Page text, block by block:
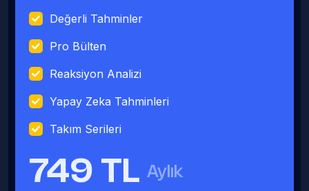
Değerli Tahminler
Pro Bülten
Reaksiyon Analizi
Yapay Zeka Tahminleri
Takım Serileri
749 TL Aylık